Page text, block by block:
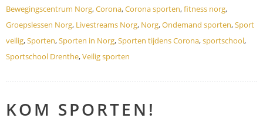
Bewegingscentrum Norg,Corona,Corona sporten,fitness norg,
Groepslessen Norg, Livestreams Norg, Norg,Ondemand sporten,Sport
veilig,Sporten,Sporten in Norg,Sporten tijdens Corona,sportschool,
Sportschool Drenthe,Veilig sporten
KOM SPORTEN!